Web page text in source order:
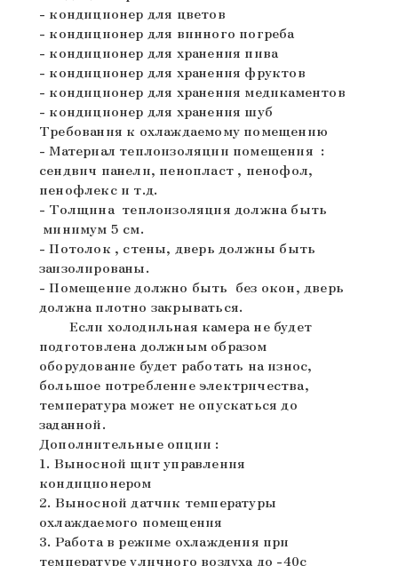
- кондиционер для цветов
- кондиционер для винного погреба
- кондиционер для хранения пива
- кондиционер для хранения фруктов
- кондиционер для хранения медикаментов
- кондиционер для хранения шуб
Требования к охлаждаемому помещению
- Материал теплоизоляции помещения :
сендвич панели, пенопласт , пенофол,
пенофлекс и т.д.
- Толщина теплоизоляция должна быть
минимум 5 см.
- Потолок , стены, дверь должны быть
заизолированы.
- Помещение должно быть без окон, дверь
должна плотно закрываться.
Если холодильная камера не будет
подготовлена должным образом
оборудование будет работать на износ,
большое потребление электричества,
температура может не опускаться до
заданной.
Дополнительные опции :
1. Выносной щит управления
кондиционером
2. Выносной датчик температуры
охлаждаемого помещения
3. Работа в режиме охлаждения при
температуре уличного воздуха до -40с